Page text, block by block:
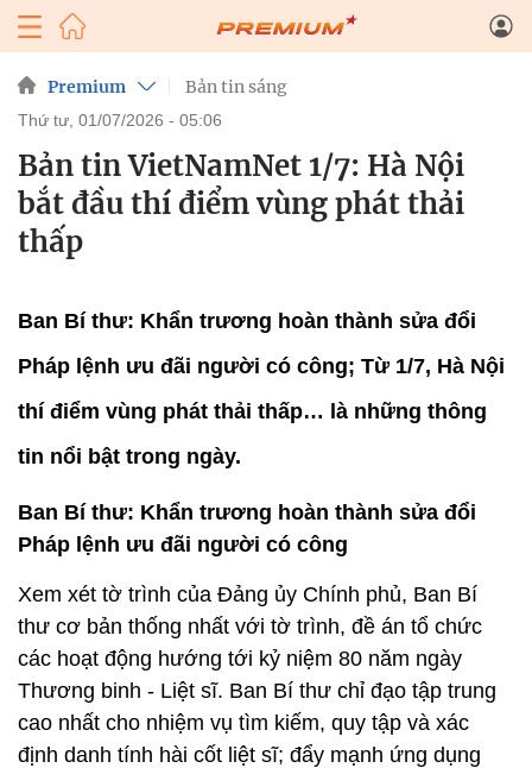
Premium Bản tin sáng
thứ tư, 01/07/2026 - 05:06
Bản tin VietNamNet 1/7: Hà Nội
bắt đầu thí điểm vùng phát thải
thấp
Ban Bí thư: Khẩn trương hoàn thành sửa đổi
Pháp lệnh ưu đãi người có công; Từ 1/7, Hà Nội
thí điểm vùng phát thải thấp… là những thông
tin nổi bật trong ngày.
Ban Bí thư: Khẩn trương hoàn thành sửa đổi
Pháp lệnh ưu đãi người có công
Xem xét tờ trình của Đảng ủy Chính phủ, Ban Bí
thư cơ bản thống nhất với tờ trình, đề án tổ chức
các hoạt động hướng tới kỷ niệm 80 năm ngày
Thương binh - Liệt sĩ. Ban Bí thư chỉ đạo tập trung
cao nhất cho nhiệm vụ tìm kiếm, quy tập và xác
định danh tính hài cốt liệt sĩ; đẩy mạnh ứng dụng